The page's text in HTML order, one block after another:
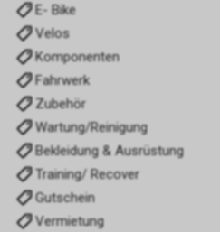
E- Bike
Velos
Komponenten
Fahrwerk
Zubehör
Wartung/Reinigung
Bekleidung & Ausrüstung
Training/ Recover
Gutschein
Vermietung